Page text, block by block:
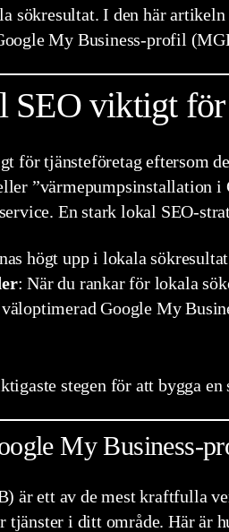
sökresultat. I den här
My Business-profil
SEO viktigt för
för tjänsteföretag eftersom
”värmepumpsinstallation
En stark lokal SEO-
högt upp i lokala
: När du rankar för lokala
Google My
stegen för att bygga
My Business-
är ett av de mest kraftfulla
tjänster i ditt område. Här är